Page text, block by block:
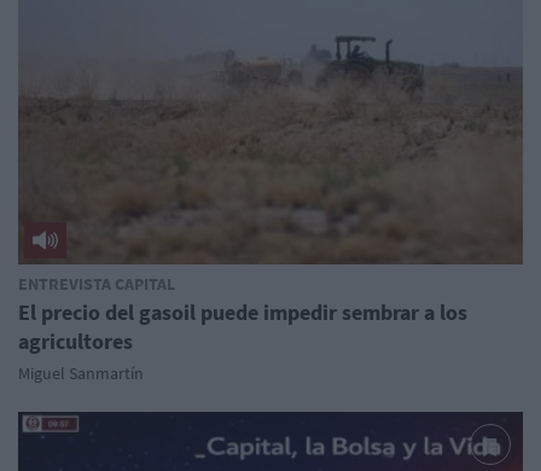
ENTREVISTA CAPITAL
El precio del gasoil puede impedir sembrar a los
agricultores
Miguel Sanmartín